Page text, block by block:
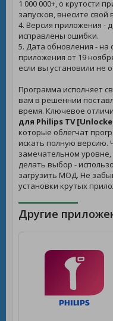
1 000 000+, о крутости
запусков, внесите свой
4. Версия приложения -
исправлены ошибки.
5. Дата обновления - на
приложения от 19
если вы установили не
Программа исполняет
вам в решеннии
время. Ключевое
для Philips TV
которые облегчат
искать полную версию.
замечательном
делать выбор -
загрузить МОД. Не
установки крутых
Другие